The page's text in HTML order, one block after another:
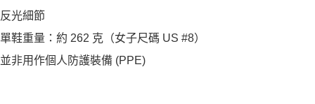
反光細節
單鞋重量：約 262 克（女子尺碼 US #8）
並非用作個人防護裝備 (PPE)